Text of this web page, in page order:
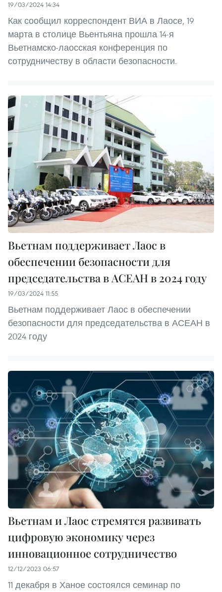
19/03/2024 14:34
Как сообщил корреспондент ВИА в Лаосе, 19
марта в столице Вьентьяна прошла 14-я
Вьетнамско-лаосская конференция по
сотрудничеству в области безопасности.
Вьетнам поддерживает Лаос в
обеспечении безопасности для
председательства в АСЕАН в 2024 году
19/03/2024 11:55
Вьетнам поддерживает Лаос в обеспечении
безопасности для председательства в АСЕАН в
2024 году
Вьетнам и Лаос стремятся развивать
цифровую экономику через
инновационное сотрудничество
12/12/2023 06:57
11 декабря в Ханое состоялся семинар по